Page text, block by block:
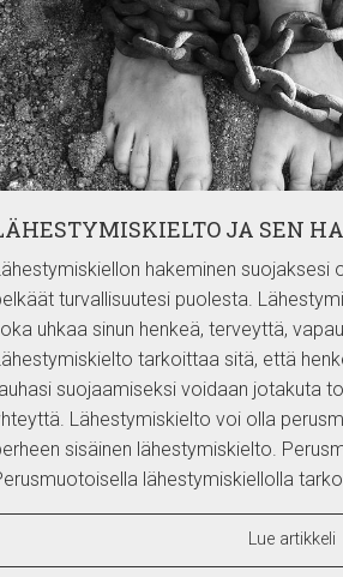
JA SEN
hakeminen suojaksesi
turvallisuutesi puolesta.
uhkaa sinun henkeä, terveyttä,
tarkoittaa sitä, että
suojaamiseksi voidaan jotakuta
Lähestymiskielto voi olla
sisäinen lähestymiskielto.
lähestymiskiellolla
Lue artikkeli